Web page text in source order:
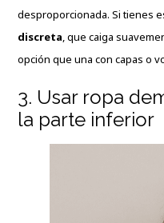
desproporcionada. Si tienes
discreta, que caiga
opción que una con capas o
3. Usar ropa
la parte inferior